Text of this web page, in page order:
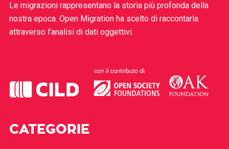
Le migrazioni rappresentano la storia più profonda della
nostra epoca. Open Migration ha scelto di raccontarla
attraverso l’analisi di dati oggettivi.
CATEGORIE